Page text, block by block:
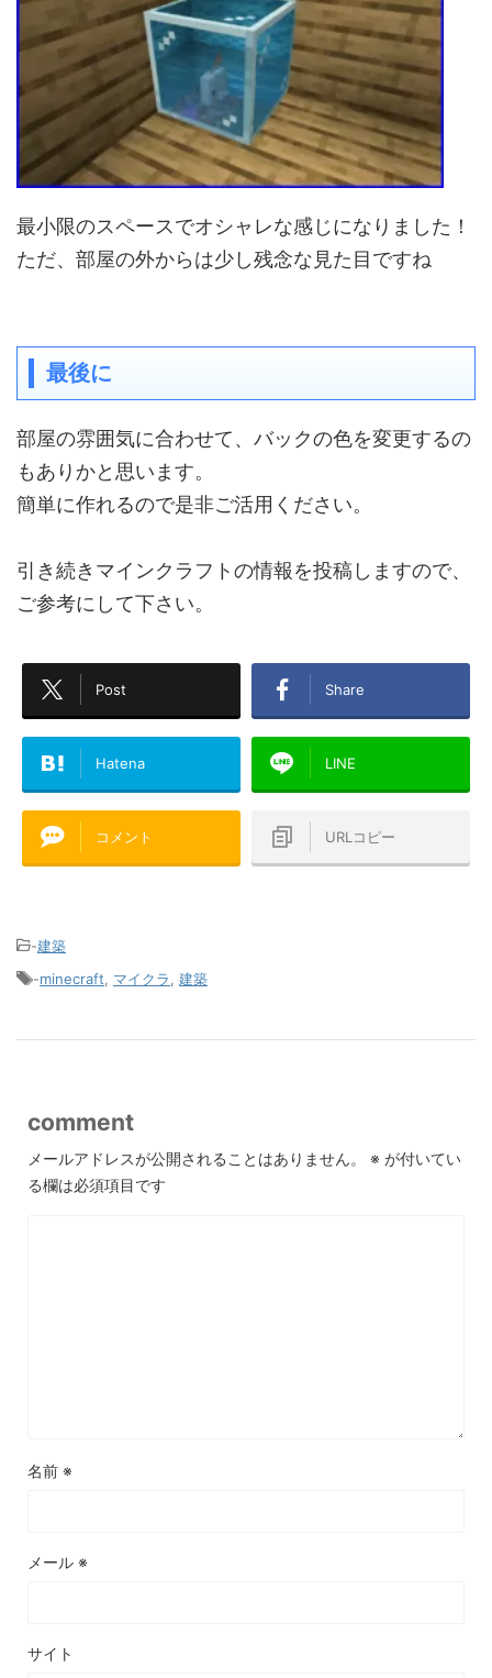
最小限のスペースでオシャレな感じになりました！
ただ、部屋の外からは少し残念な見た目ですね
最後に
部屋の雰囲気に合わせて、バックの色を変更するの
もありかと思います。
簡単に作れるので是非ご活用ください。
引き続きマインクラフトの情報を投稿しますので、
ご参考にして下さい。
Post Share
Hatena LINE
コメント URLコピー
-建築
-minecraft マイクラ 建築
comment
メールアドレスが公開されることはありません。 ※ が付いてい
る欄は必須項目です
名前 ※
メール ※
サイト